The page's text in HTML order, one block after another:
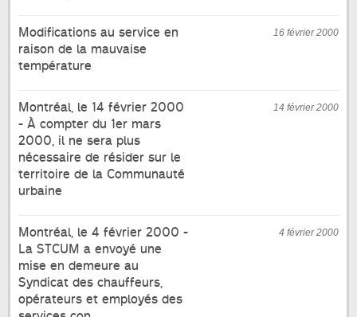
16 février 2000
Modifications au service en
raison de la mauvaise
température
14 février 2000
Montréal, le 14 février 2000
- À compter du 1er mars
2000, il ne sera plus
nécessaire de résider sur le
territoire de la Communauté
urbaine
4 février 2000
Montréal, le 4 février 2000 -
La STCUM a envoyé une
mise en demeure au
Syndicat des chauffeurs,
opérateurs et employés des